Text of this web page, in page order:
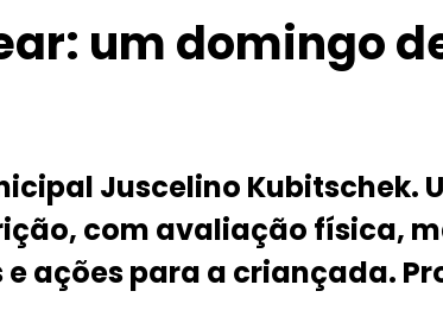
um domingo
Juscelino Kubitschek.
com avaliação física,
ações para a criançada.